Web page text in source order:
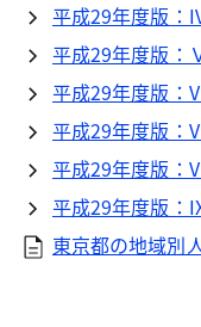
平成29年度版
平成29年度版
平成29年度版
平成29年度版
平成29年度版
平成29年度版
東京都の地域別